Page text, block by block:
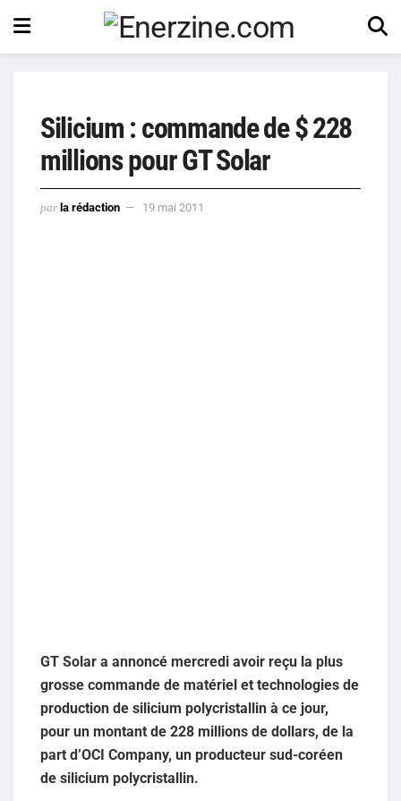
Silicium : commande de $ 228
millions pour GT Solar
par la rédaction 19 mai 2011
GT Solar a annoncé mercredi avoir reçu la plus
grosse commande de matériel et technologies de
production de silicium polycristallin à ce jour,
pour un montant de 228 millions de dollars, de la
part d’OCI Company, un producteur sud-coréen
de silicium polycristallin.